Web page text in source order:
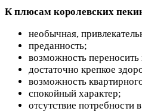
К плюсам королевских
необычная,
преданность;
возможность переносить
достаточно крепкое
возможность
спокойный характер;
отсутствие потребности